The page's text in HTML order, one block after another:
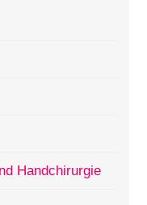
Handchirurgie